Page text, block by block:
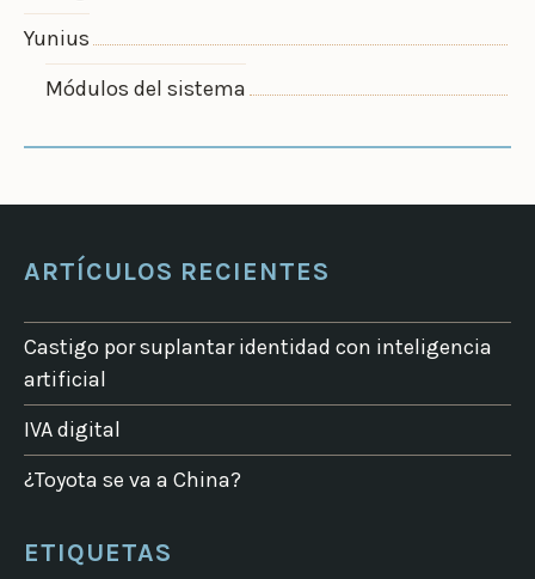
Yunius
Módulos del sistema
ARTÍCULOS RECIENTES
Castigo por suplantar identidad con inteligencia
artificial
IVA digital
¿Toyota se va a China?
ETIQUETAS